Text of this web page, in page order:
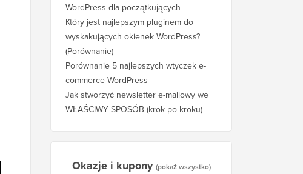
WordPress dla początkujących
Który jest najlepszym pluginem do
wyskakujących okienek WordPress?
(Porównanie)
Porównanie 5 najlepszych wtyczek e-
commerce WordPress
Jak stworzyć newsletter e-mailowy we
WŁAŚCIWY SPOSÓB (krok po kroku)
Okazje i kupony (pokaż wszystko)